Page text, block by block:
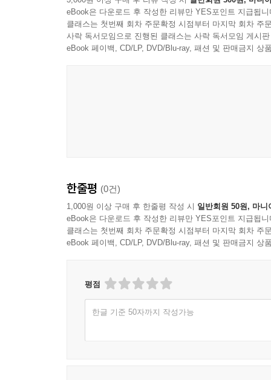
eBook은 다운로드 후 작성한 리뷰만 YES포인트 지급됩니
클래스는 첫번째 회차 주문확정 시점부터 마지막 회차 주
사락 독서모임으로 진행된 클래스는 사락 독서모임 게시
eBook 페이백, CD/LP, DVD/Blu-ray, 패션 및 판매금지 상
한줄평 (0건)
1,000원 이상 구매 후 한줄평 작성 시 일반회원 50원, 마니
eBook은 다운로드 후 작성한 리뷰만 YES포인트 지급됩니
클래스는 첫번째 회차 주문확정 시점부터 마지막 회차 주
eBook 페이백, CD/LP, DVD/Blu-ray, 패션 및 판매금지 상
평점
한글 기준 50자까지 작성가능